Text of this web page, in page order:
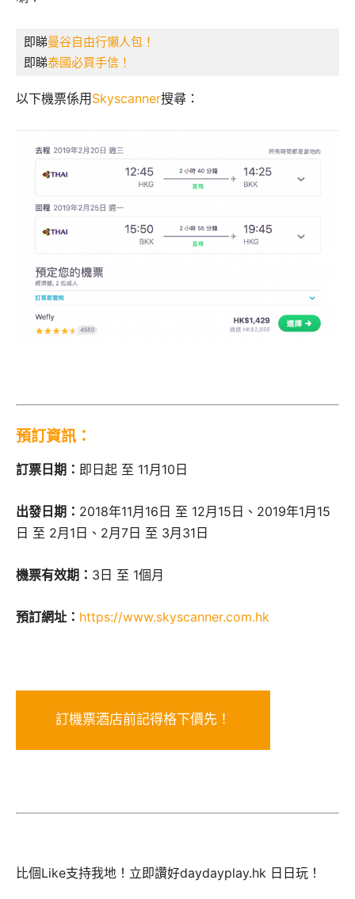
即睇曼谷自由行懶人包！
即睇泰國必買手信！
以下機票係用Skyscanner搜尋：
預訂資訊：
訂票日期： 即日起 至 11月10日
出發日期： 2018年11月16日 至 12月15日、2019年1月15
日 至 2月1日、2月7日 至 3月31日
機票有效期： 3日 至 1個月
預訂網址： https://www.skyscanner.com.hk
訂機票酒店前記得格下價先！
比個Like支持我地！立即讚好daydayplay.hk 日日玩！